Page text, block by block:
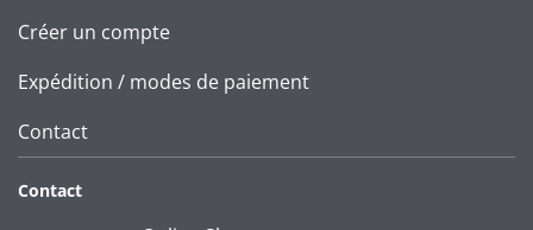
Créer un compte
Expédition / modes de paiement
Contact
Contact